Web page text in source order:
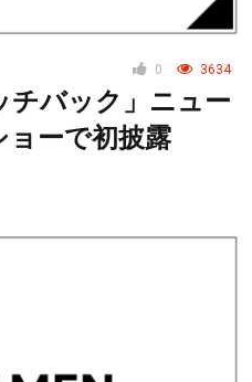
0 3634
チバック」ニュー
ョーで初披露